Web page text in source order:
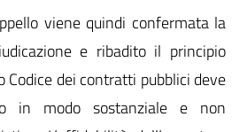
viene quindi confermata la
e ribadito il principio
Codice dei contratti pubblici deve
in modo sostanziale e non